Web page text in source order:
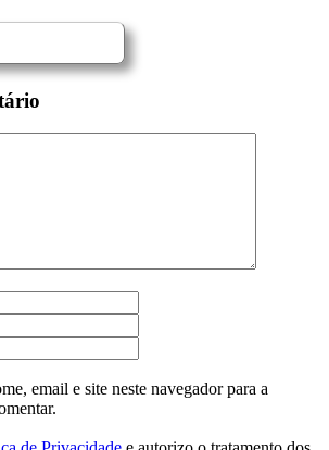
email e site neste navegador para a